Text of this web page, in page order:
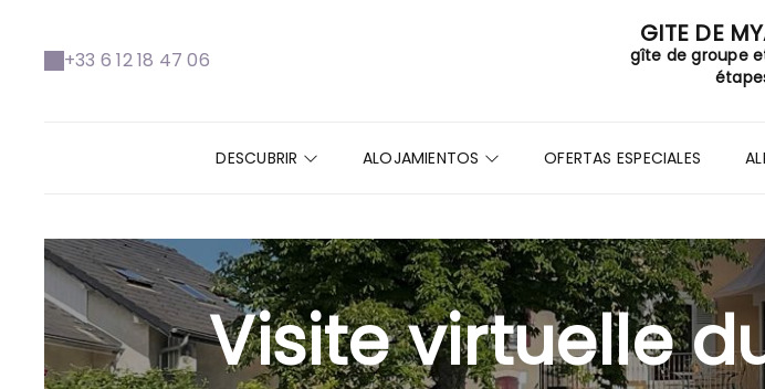
+33 6 12 18 47 06
GITE DE
gîte de groupe
DESCUBRIR ALOJAMIENTOS OFERTAS ESPECIALES
Visite virtuelle